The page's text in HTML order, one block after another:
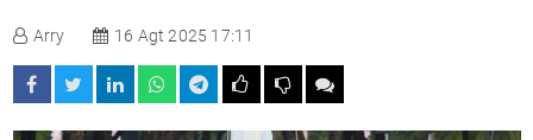
Video
Foto
Arry 16 Agt 2025 17:11